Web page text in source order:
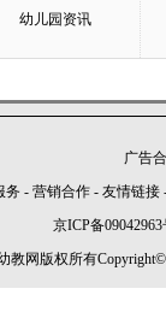
幼儿园资讯
广告
务 - 营销合作 - 友情链接
京ICP备09042963
教网版权所有